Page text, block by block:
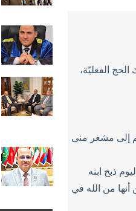
الفعليّة،
إلى مشعر منى
ذبح ابنه
من الله في